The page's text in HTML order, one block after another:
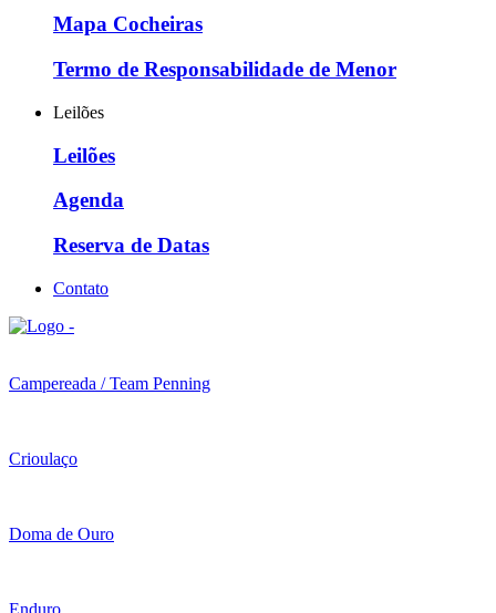
Mapa Cocheiras
Termo de Responsabilidade de Menor
Leilões
Leilões
Agenda
Reserva de Datas
Contato
Campereada / Team Penning
Crioulaço
Doma de Ouro
Enduro